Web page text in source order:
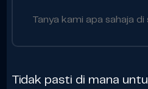
Tidak pasti di mana